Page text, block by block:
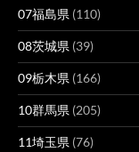
07福島県 (110)
08茨城県 (39)
09栃木県 (166)
10群馬県 (205)
11埼玉県 (76)